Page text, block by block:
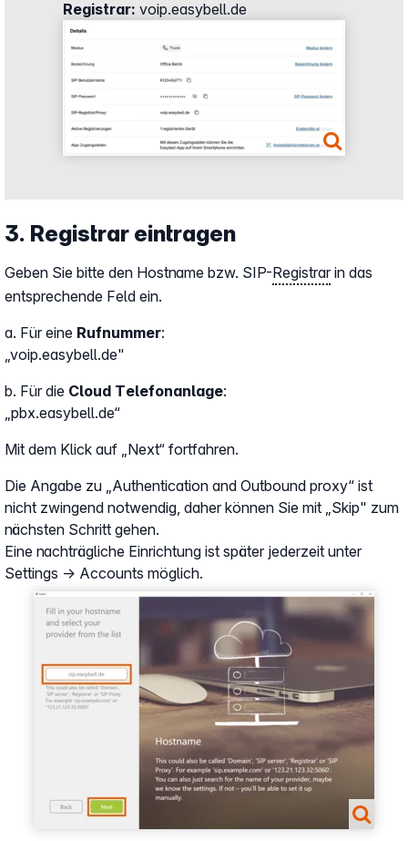
Show larger version
Registrar: voip.easybell.de
3. Registrar eintragen
Show larger version
Geben Sie bitte den Hostname bzw. SIP-Registrar in das
entsprechende Feld ein.
a. Für eine Rufnummer:
„voip.easybell.de"
b. Für die Cloud Telefonanlage:
„pbx.easybell.de“
Mit dem Klick auf „Next“ fortfahren.
Die Angabe zu „Authentication and Outbound proxy“ ist
nicht zwingend notwendig, daher können Sie mit „Skip" zum
nächsten Schritt gehen.
Eine nachträgliche Einrichtung ist später jederzeit unter
Settings → Accounts möglich.